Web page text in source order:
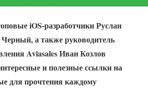
iOS-разработчики Руслан
а также руководитель
Aviasales Иван Козлов
и полезные ссылки на
для прочтения каждому